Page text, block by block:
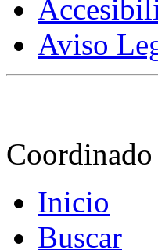
Aviso
Inicio
Buscar